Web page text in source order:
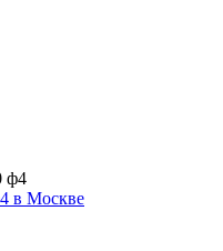
в Москве